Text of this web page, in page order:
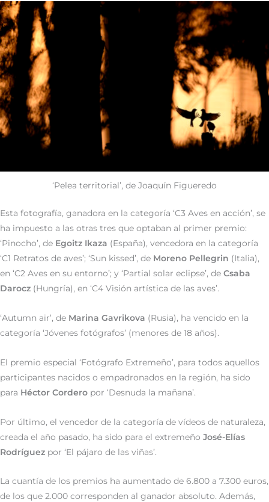
‘Pelea territorial’, de Joaquín Figueredo
Esta fotografía, ganadora en la categoría ‘C3 Aves en acción’, se
ha impuesto a las otras tres que optaban al primer premio:
‘Pinocho’, de Egoitz Ikaza (España), vencedora en la categoría
‘C1 Retratos de aves’; ‘Sun kissed’, de Moreno Pellegrin (Italia),
en ‘C2 Aves en su entorno’; y ‘Partial solar eclipse’, de Csaba
Darocz (Hungría), en ‘C4 Visión artística de las aves’.
‘Autumn air’, de Marina Gavrikova (Rusia), ha vencido en la
categoría ‘Jóvenes fotógrafos’ (menores de 18 años).
El premio especial ‘Fotógrafo Extremeño’, para todos aquellos
participantes nacidos o empadronados en la región, ha sido
para Héctor Cordero por ‘Desnuda la mañana’.
Por último, el vencedor de la categoría de vídeos de naturaleza,
creada el año pasado, ha sido para el extremeño José-Elías
Rodríguez por ‘El pájaro de las viñas’.
La cuantía de los premios ha aumentado de 6.800 a 7.300 euros,
de los que 2.000 corresponden al ganador absoluto. Además,